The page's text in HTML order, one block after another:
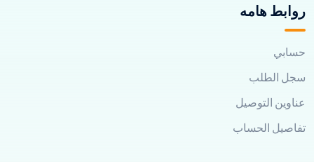
روابط هامه
حسابي
سجل الطلب
عناوين التوصيل
تفاصيل الحساب